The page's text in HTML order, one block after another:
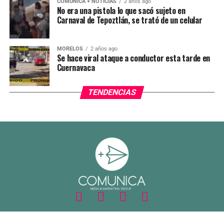
COMUNICA + NOTICIAS 2 años ago
No era una pistola lo que sacó sujeto en
Carnaval de Tepoztlán, se trató de un celular
MORELOS 2 años ago
Se hace viral ataque a conductor esta tarde en
Cuernavaca
TENDENCIAS